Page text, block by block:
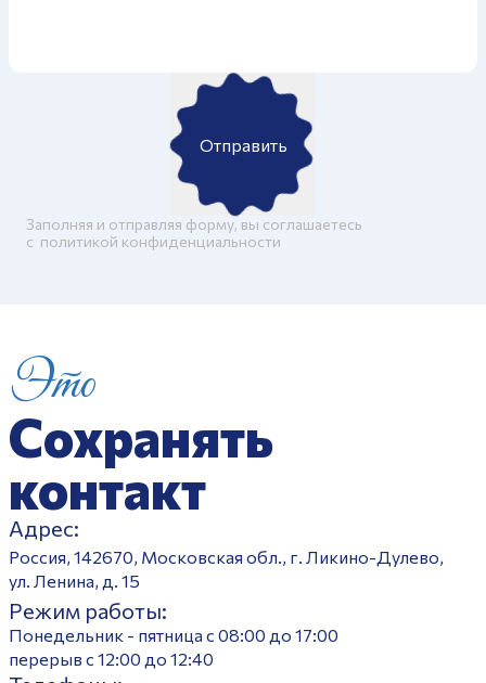
Отправить
Заполняя и отправляя форму, вы соглашаетесь
c политикой конфиденциальности
Это
Сохранять
контакт
Адрес:
Россия, 142670, Московская обл., г. Ликино-Дулево,
ул. Ленина, д. 15
Режим работы:
Понедельник - пятница с 08:00 до 17:00
перерыв с 12:00 до 12:40